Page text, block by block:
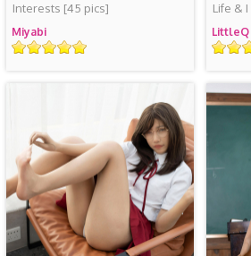
Interests [45 pics]
Miyabi
评
Life & I
LittleQ
评